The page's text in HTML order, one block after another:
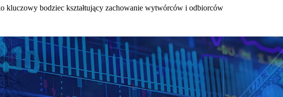
kluczowy bodziec kształtujący zachowanie wytwórców i odbiorców